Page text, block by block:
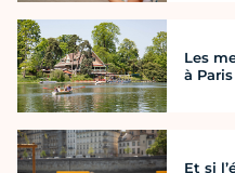
Les
à Paris
Et si